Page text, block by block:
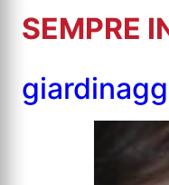
SEMPRE